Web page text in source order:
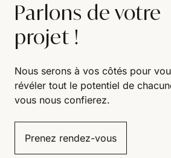
Parlons de votre
projet !
Nous serons à vos côtés pour
révéler tout le potentiel de
vous nous confierez.
Prenez rendez-vous